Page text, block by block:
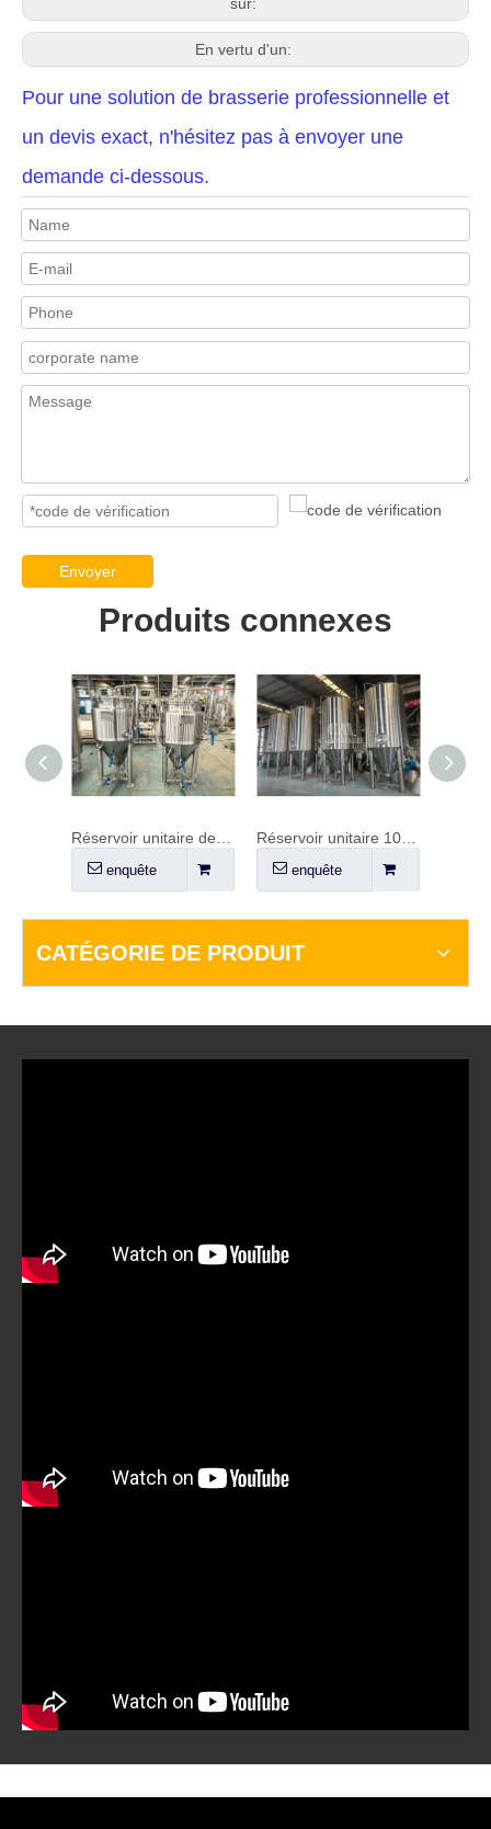
En vertu d'un:
Pour une solution de brasserie professionnelle et
un devis exact, n'hésitez pas à envoyer une
demande ci-dessous.
Envoyer
Produits connexes
enquête enquête
CATÉGORIE DE PRODUIT